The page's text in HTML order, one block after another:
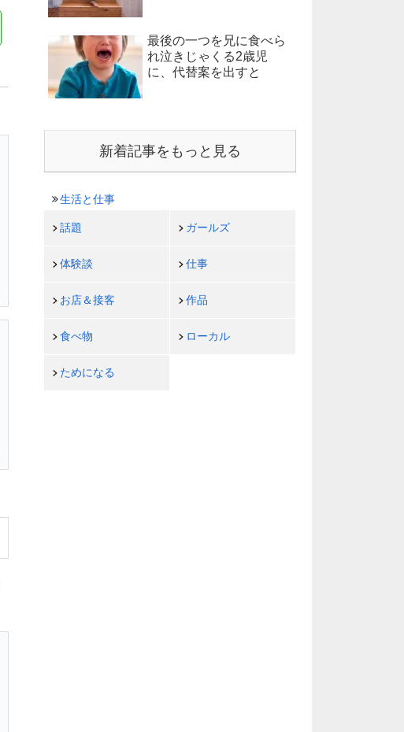
最後の一つを兄に食べら
れ泣きじゃくる2歳児
に、代替案を出すと
新着記事をもっと見る
生活と仕事
話題 ガールズ
体験談 仕事
お店＆接客 作品
食べ物 ローカル
ためになる